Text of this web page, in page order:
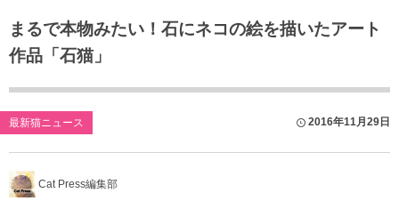
まるで本物みたい！石にネコの絵を描いたアート
作品「石猫」
最新猫ニュース 2016年11月29日
Cat Press編集部
猫のゲーム・アプリ
猫のフリー写真素材